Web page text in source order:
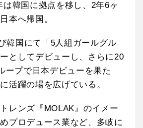
は韓国に拠点を移し、2年6ヶ
本へ帰国。
韓国にて「5人組ガールグル
としてデビューし、さらに20
ープで日本デビューを果た
活躍の場を広げている。
レンズ『MOLAK』のイメー
プロデュース業など、多岐に